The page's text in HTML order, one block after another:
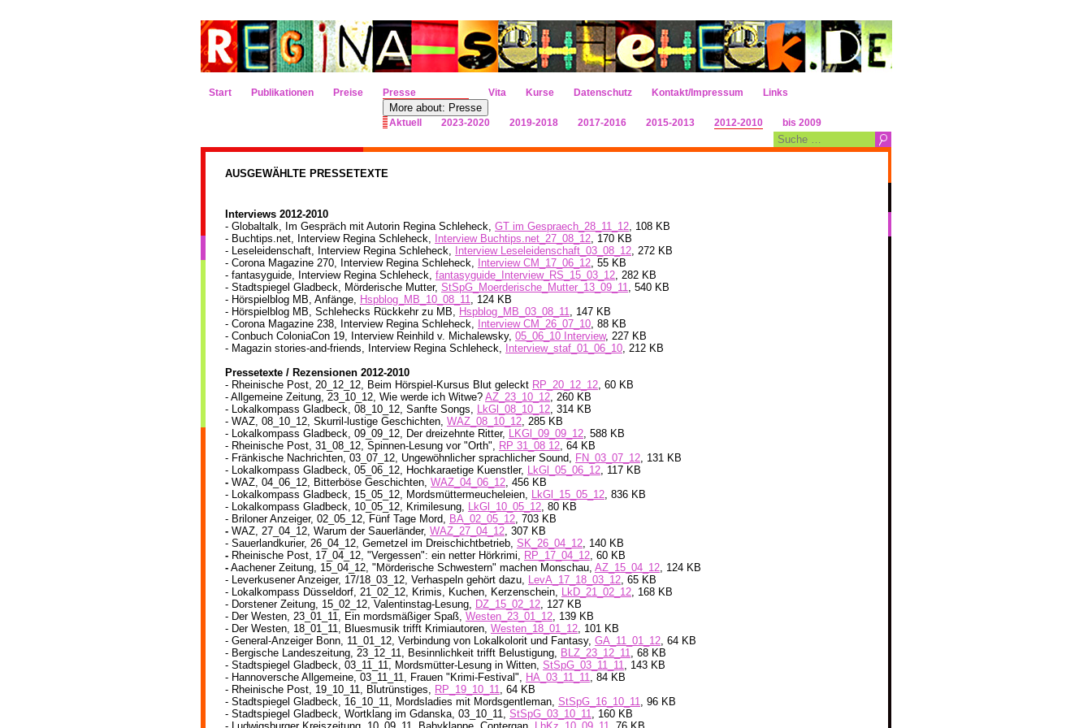
Start Publikationen Preise Presse
More about: Presse
Aktuell 2023-2020 2019-2018 2017-2016 2015-2013 2012-2010 bis 2009
Vita Kurse Datenschutz Kontakt/Impressum Links
AUSGEWÄHLTE PRESSETEXTE
Interviews 2012-2010
- Globaltalk, Im Gespräch mit Autorin Regina Schleheck, GT im Gespraech_28_11_12, 108 KB
- Buchtips.net, Interview Regina Schleheck,
Interview Buchtips.net_27_08_12, 170 KB
- Leseleidenschaft, Interview Regina Schleheck,
Interview Leseleidenschaft_03_08_12, 272 KB
- Corona Magazine 270, Interview Regina Schleheck,
Interview CM_17_06_12, 55 KB
- fantasyguide, Interview Regina Schleheck, fantasyguide_Interview_RS_15_03_12, 282 KB
- Stadtspiegel Gladbeck, Mörderische Mutter, StSpG_Moerderische_Mutter_13_09_11, 540 KB
- Hörspielblog MB, Anfänge, Hspblog_MB_10_08_11, 124 KB
- Hörspielblog MB, Schlehecks Rückkehr zu MB, Hspblog_MB_ 03_08_11, 147 KB
- Corona Magazine 238, Interview Regina Schleheck,
Interview CM_26_07_10, 88 KB
- Conbuch ColoniaCon 19, Interview Reinhild v. Michalewsky, 05_06_10 Interview, 227 KB
- Magazin stories-and-friends, Interview Regina Schleheck,
Interview_staf_01_06_10, 212 KB
Pressetexte / Rezensionen 2012-2010
- Rheinische Post, 20_12_12, Beim Hörspiel-Kursus Blut geleckt RP_20_12_12, 60 KB
- Allgemeine Zeitung, 23_10_12, Wie werde ich Witwe? AZ_23_10_12, 260 KB
- Lokalkompass Gladbeck, 08_10_12, Sanfte Songs, LkGl_08_10_12, 314 KB
- WAZ, 08_10_12, Skurril-lustige Geschichten, WAZ_08_10_12, 285 KB
- Lokalkompass Gladbeck, 09_09_12, Der dreizehnte Ritter, LKGl_09_09_12, 588 KB
- Rheinische Post, 31_08_12, Spinnen-Lesung vor "Orth", RP 31_08 12, 64 KB
- Fränkische Nachrichten, 03_07_12, Ungewöhnlicher sprachlicher Sound, FN_03_07_12, 131 KB
- Lokalkompass Gladbeck, 05_06_12, Hochkaraetige Kuenstler, LkGl_05_06_12, 117 KB
- WAZ, 04_06_12, Bitterböse Geschichten, WAZ_04_06_12, 456 KB
- Lokalkompass Gladbeck, 15_05_12, Mordsmüttermeucheleien, LkGl_15_05_12, 836 KB
- Lokalkompass Gladbeck, 10_05_12, Krimilesung, LkGl_10_05_12, 80 KB
- Briloner Anzeiger, 02_05_12, Fünf Tage Mord, BA_02_05_12, 703 KB
- WAZ, 27_04_12, Warum der Sauerländer, WAZ_27_04_12, 307 KB
- Sauerlandkurier, 26_04_12, Gemetzel im Dreischichtbetrieb, SK_26_04_12, 140 KB
- Rheinische Post, 17_04_12, "Vergessen": ein netter Hörkrimi, RP_17_04_12, 60 KB
- Aachener Zeitung, 15_04_12, "Mörderische Schwestern" machen Monschau, AZ_15_04_12, 124 KB
- Leverkusener Anzeiger, 17/18_03_12, Verhaspeln gehört dazu, LevA_17_18_03_12, 65 KB
- Lokalkompass Düsseldorf, 21_02_12, Krimis, Kuchen, Kerzenschein, LkD_21_02_12, 168 KB
- Dorstener Zeitung, 15_02_12, Valentinstag-Lesung, DZ_15_02_12, 127 KB
- Der Westen, 23_01_11, Ein mordsmäßiger Spaß, Westen_23_01_12, 139 KB
- Der Westen, 18_01_11, Bluesmusik trifft Krimiautoren, Westen_18_01_12, 101 KB
- General-Anzeiger Bonn, 11_01_12, Verbindung von Lokalkolorit und Fantasy, GA_11_01_12, 64 KB
- Bergische Landeszeitung, 23_12_11, Besinnlichkeit trifft Belustigung, BLZ_23_12_11, 68 KB
- Stadtspiegel Gladbeck, 03_11_11, Mordsmütter-Lesung in Witten, StSpG_03_11_11, 143 KB
- Hannoversche Allgemeine, 03_11_11, Frauen "Krimi-Festival", HA_03_11_11, 84 KB
- Rheinische Post, 19_10_11, Blutrünstiges, RP_19_10_11, 64 KB
- Stadtspiegel Gladbeck, 16_10_11, Mordsladies mit Mordsgentleman, StSpG_16_10_11, 96 KB
- Stadtspiegel Gladbeck, Wortklang im Gdanska, 03_10_11, StSpG_03_10_11, 160 KB